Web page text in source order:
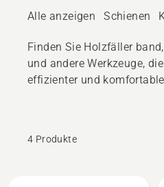
Alle anzeigen Schienen
Finden Sie Holzfäller
und andere Werkzeuge,
effizienter und
4 Produkte